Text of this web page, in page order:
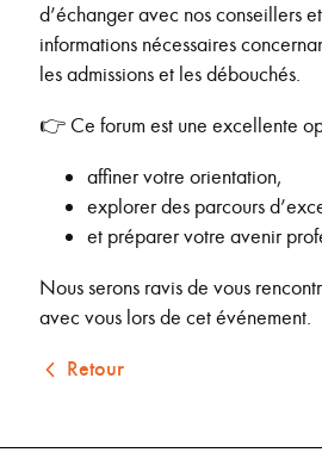
d’échanger avec nos conseillers
informations nécessaires
les admissions et les débouchés.
👉 Ce forum est une excellente
affiner votre orientation,
explorer des parcours
et préparer votre avenir
Nous serons ravis de vous
avec vous lors de cet événement.
Retour